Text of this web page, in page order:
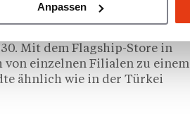
Anpassen
und Ludwigshafen.
Mit dem Flagship-Store in
von einzelnen Filialen zu einem
ähnlich wie in der Türkei